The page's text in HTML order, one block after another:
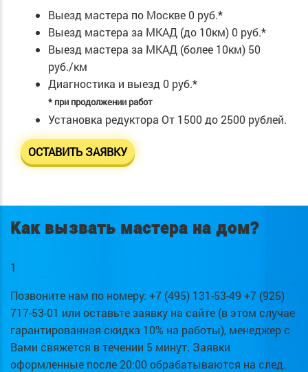
Выезд мастера по Москве 0 руб.*
Выезд мастера за МКАД (до 10км) 0 руб.*
Выезд мастера за МКАД (более 10км) 50
руб./км
Диагностика и выезд 0 руб.*
* при продолжении работ
Установка редуктора От 1500 до 2500 рублей.
ОСТАВИТЬ ЗАЯВКУ
Как вызвать мастера на дом?
1
Позвоните нам по номеру: +7 (495) 131-53-49 +7 (925)
717-53-01 или оставьте заявку на сайте (в этом случае
гарантированная скидка 10% на работы), менеджер с
Вами свяжется в течении 5 минут. Заявки
оформленные после 20:00 обрабатываются на след.